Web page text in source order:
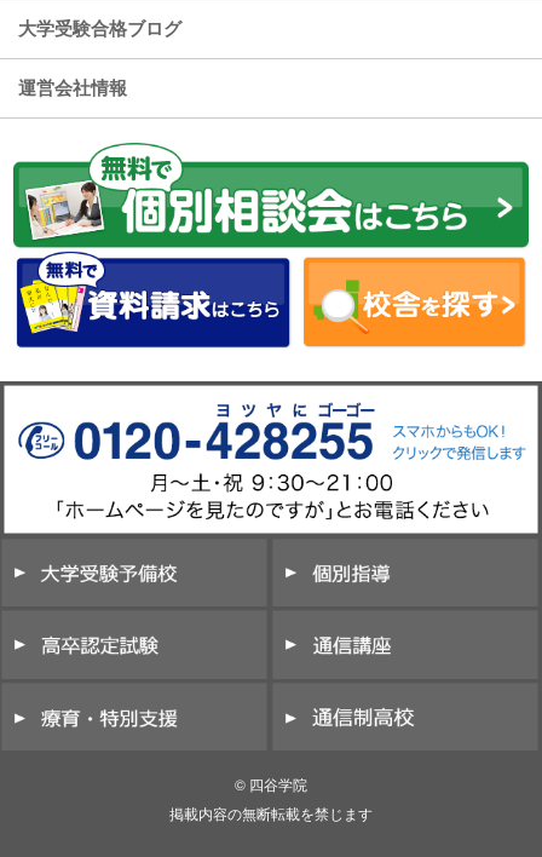
大学受験合格ブログ
運営会社情報
© 四谷学院
掲載内容の無断転載を禁じます